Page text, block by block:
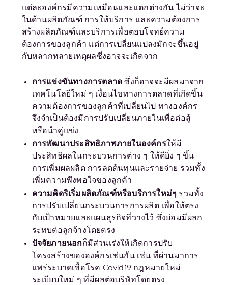
แต่ละองค์กรมีความเหมือนและแตกต่างกัน ไม่ว่าจะ
ในด้านผลิตภัณฑ์ การให้บริการ และความต้องการ
สร้างผลิตภัณฑ์และบริการเพื่อตอบโจทย์ความ
ต้องการของลูกค้า แต่การเปลี่ยนแปลงมักจะขึ้นอยู่
กับหลากหลายเหตุผลซึ่งอาจจะเกิดจาก
การแข่งขันทางการตลาด ซึ่งก็อาจจะมีผลมาจาก
เทคโนโลยีใหม่ ๆ เงื่อนไขทางการตลาดที่เกิดขึ้น
ความต้องการของลูกค้าที่เปลี่ยนไป ทางองค์กร
จึงจำเป็นต้องมีการปรับเปลี่ยนภายในเพื่อต่อสู้
หรือนำคู่แข่ง
การพัฒนาประสิทธิภาพภายในองค์กรให้มี
ประสิทธิผลในกระบวนการต่าง ๆ ให้ดียิ่ง ๆ ขึ้น
การเพิ่มผลผลิต การลดต้นทุนและรายจ่าย รวมทั้ง
เพิ่มความพึงพอใจของลูกค้า
ความคิดริเริ่มผลิตภัณฑ์หรือบริการใหม่ๆ รวมทั้ง
การปรับเปลี่ยนกระบวนการการผลิต เพื่อให้ตรง
กับเป้าหมายและแผนธุรกิจที่วางไว้ ซึ่งย่อมมีผลก
ระทบต่อลูกจ้างโดยตรง
ปัจจัยภายนอกก็มีส่วนเร่งให้เกิดการปรับ
โครงสร้างขององค์กรเช่นกัน เช่น ที่ผ่านมาการ
แพร่ระบาดเชื้อโรค Covid19 กฎหมายใหม่
ระเบียบใหม่ ๆ ที่มีผลต่อบริษัทโดยตรง